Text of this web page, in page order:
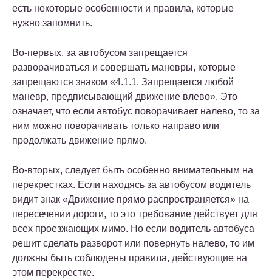
есть некоторые особенности и правила, которые
нужно запомнить.
Во-первых, за автобусом запрещается
разворачиваться и совершать маневры, которые
запрещаются знаком «4.1.1. Запрещается любой
маневр, предписывающий движение влево». Это
означает, что если автобус поворачивает налево, то за
ним можно поворачивать только направо или
продолжать движение прямо.
Во-вторых, следует быть особенно внимательным на
перекрестках. Если находясь за автобусом водитель
видит знак «Движение прямо распространяется» на
пересечении дороги, то это требование действует для
всех проезжающих мимо. Но если водитель автобуса
решит сделать разворот или повернуть налево, то им
должны быть соблюдены правила, действующие на
этом перекрестке.